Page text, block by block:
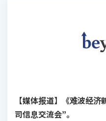
【媒体报道】《难波经
司信息交流会”。